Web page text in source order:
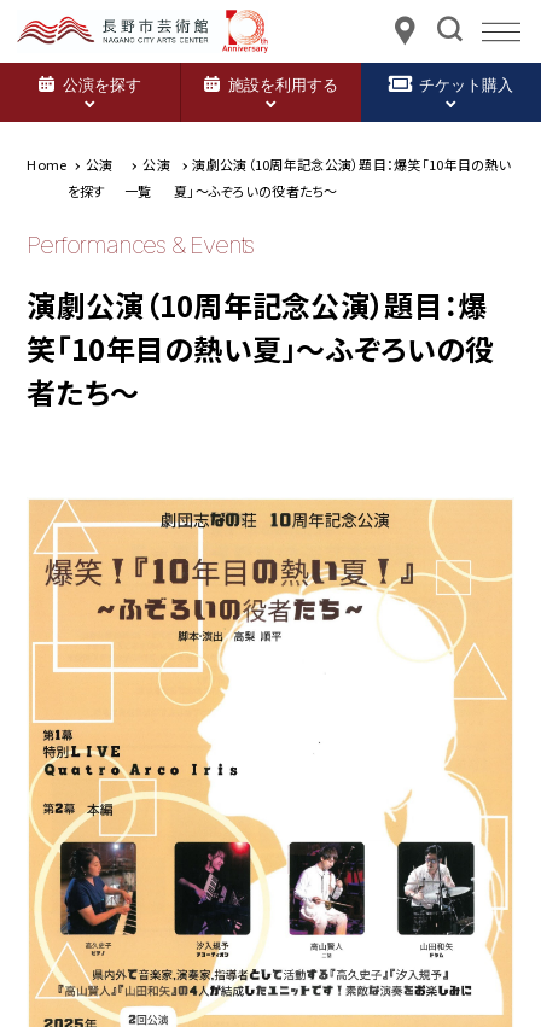
公演を探す 施設を利用する チケット購入
Home
公演
を探す
公演
一覧
演劇公演（10周年記念公演）題目：爆笑「10年目の熱い
夏」～ふぞろいの役者たち～
Performances & Events
演劇公演（10周年記念公演）題目：爆
笑「10年目の熱い夏」～ふぞろいの役
者たち～